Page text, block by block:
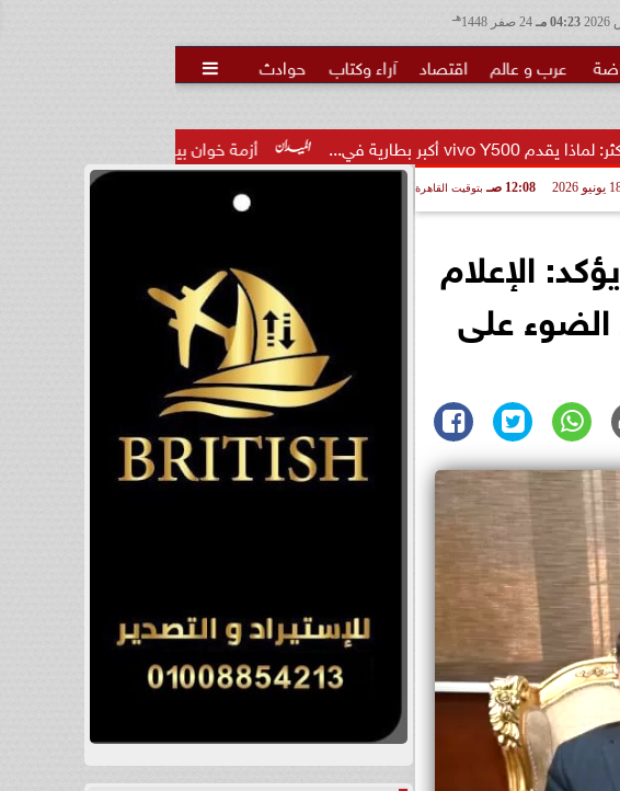
04:23 مـ هـ
عرب و عالم اقتصاد آراء وكتاب حوادث 
أزمة خوان بيزيرا تتصاعد.. لاعب الزمالك يتمسك بالرحيل
12:08 صـ بتوقيت القاهرة
الإعلام
على